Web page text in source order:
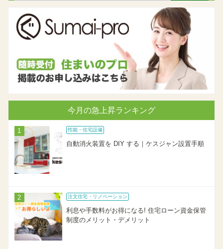
今月の急上昇ランキング
性能・住宅設備
自動消火装置を DIY する｜ケスジャン設置手順
注文住宅・リノベーション
利息や手数料がお得になる! 住宅ローン資金保管
制度のメリット・デメリット